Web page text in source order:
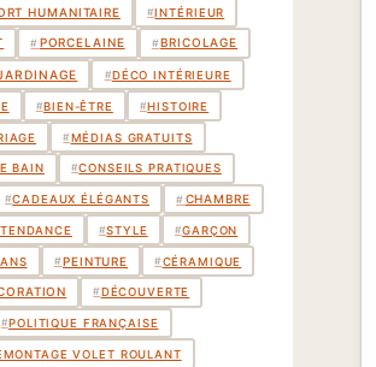
HUMANITAIRE #INTÉRIEUR
#PORCELAINE #BRICOLAGE
#DÉCO INTÉRIEURE
#BIEN-ÊTRE #HISTOIRE
# MÉDIAS GRATUITS
BAIN #CONSEILS PRATIQUES
#CADEAUX ÉLÉGANTS #CHAMBRE
#STYLE #GARÇON
#PEINTURE # CÉRAMIQUE
# DÉCOUVERTE
#POLITIQUE FRANÇAISE
VOLET ROULANT